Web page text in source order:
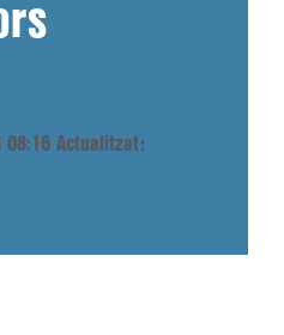
08:16 Actualitzat: